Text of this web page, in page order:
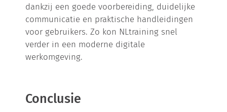
dankzij een goede voorbereiding, duidelijke
communicatie en praktische handleidingen
voor gebruikers. Zo kon NLtraining snel
verder in een moderne digitale
werkomgeving.
Conclusie